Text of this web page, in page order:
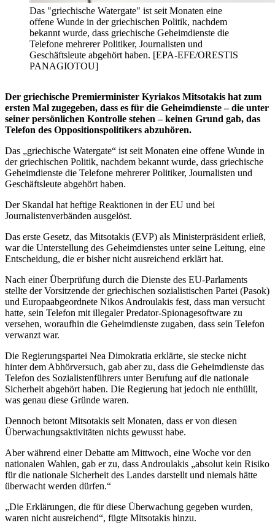
Das "griechische Watergate" ist seit Monaten eine
offene Wunde in der griechischen Politik, nachdem
bekannt wurde, dass griechische Geheimdienste die
Telefone mehrerer Politiker, Journalisten und
Geschäftsleute abgehört haben. [EPA-EFE/ORESTIS
PANAGIOTOU]
Der griechische Premierminister Kyriakos Mitsotakis hat zum
ersten Mal zugegeben, dass es für die Geheimdienste – die unter
seiner persönlichen Kontrolle stehen – keinen Grund gab, das
Telefon des Oppositionspolitikers abzuhören.
Das „griechische Watergate“ ist seit Monaten eine offene Wunde in
der griechischen Politik, nachdem bekannt wurde, dass griechische
Geheimdienste die Telefone mehrerer Politiker, Journalisten und
Geschäftsleute abgehört haben.
Der Skandal hat heftige Reaktionen in der EU und bei
Journalistenverbänden ausgelöst.
Das erste Gesetz, das Mitsotakis (EVP) als Ministerpräsident erließ,
war die Unterstellung des Geheimdienstes unter seine Leitung, eine
Entscheidung, die er bisher nicht ausreichend erklärt hat.
Nach einer Überprüfung durch die Dienste des EU-Parlaments
stellte der Vorsitzende der griechischen sozialistischen Partei (Pasok)
und Europaabgeordnete Nikos Androulakis fest, dass man versucht
hatte, sein Telefon mit illegaler Predator-Spionagesoftware zu
versehen, woraufhin die Geheimdienste zugaben, dass sein Telefon
verwanzt war.
Die Regierungspartei Nea Dimokratia erklärte, sie stecke nicht
hinter dem Abhörversuch, gab aber zu, dass die Geheimdienste das
Telefon des Sozialistenführers unter Berufung auf die nationale
Sicherheit abgehört haben. Die Regierung hat jedoch nie enthüllt,
was genau diese Gründe waren.
Dennoch betont Mitsotakis seit Monaten, dass er von diesen
Überwachungsaktivitäten nichts gewusst habe.
Aber während einer Debatte am Mittwoch, eine Woche vor den
nationalen Wahlen, gab er zu, dass Androulakis „absolut kein Risiko
für die nationale Sicherheit des Landes darstellt und niemals hätte
überwacht werden dürfen.“
„Die Erklärungen, die für diese Überwachung gegeben wurden,
waren nicht ausreichend“, fügte Mitsotakis hinzu.